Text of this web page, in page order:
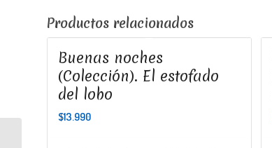
Productos relacionados
Buenas noches
(Colección). El estofado
del lobo
$13.990